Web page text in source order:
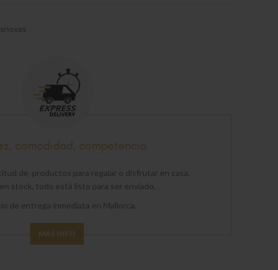
comodidad, competencia
de productos para regalar o disfrutar en casa.
stock, todo está listo para ser enviado.
de entrega inmediata en Mallorca.
MÁS INFO